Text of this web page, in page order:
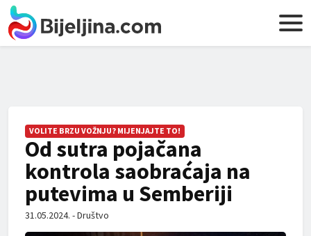
VOLITE BRZU VOŽNJU? MIJENJAJTE TO!
Od sutra pojačana
kontrola saobraćaja na
putevima u Semberiji
31.05.2024. - Društvo